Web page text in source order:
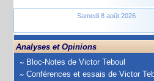
Samedi 8 août 2026
Analyses et Opinions
Bloc-Notes de Victor Teboul
Conférences et essais de Victor